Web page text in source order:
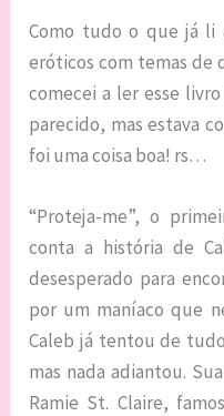
Como tudo o que já li
eróticos com temas de
comecei a ler esse
parecido, mas estava
foi uma coisa boa! rs…
“Proteja-me”, o
conta a história de
desesperado para
por um maníaco que
Caleb já tentou de
mas nada adiantou.
Ramie St. Claire,